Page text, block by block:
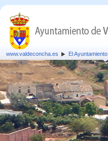
www.valdeconcha.es El Ayuntamiento